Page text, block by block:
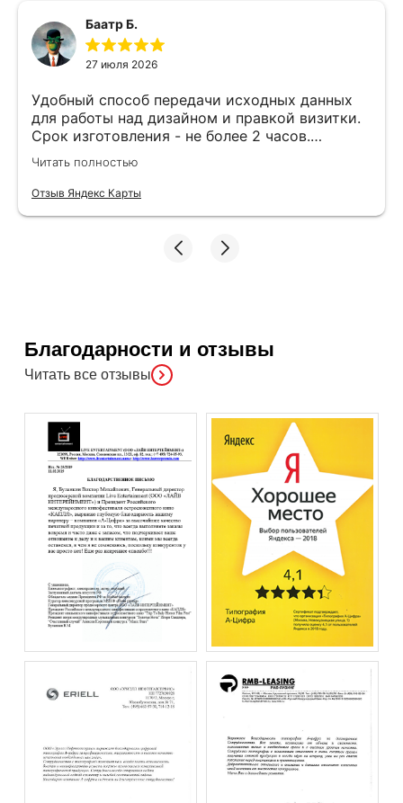
Баатр Б.
27 июля 2026
Удобный способ передачи исходных данных
для работы над дизайном и правкой визитки.
Срок изготовления - не более 2 часов.
Специалисты компетентные. Офис находится
в удобном месте, найти не составило труда.
Читать полностью
Отзыв Яндекс Карты
Благодарности и отзывы
Читать все отзывы